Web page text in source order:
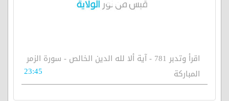
اقرأ وتدبر 781 - آية ألا لله الدين الخالص - سورة الزمر
المباركة
23:45